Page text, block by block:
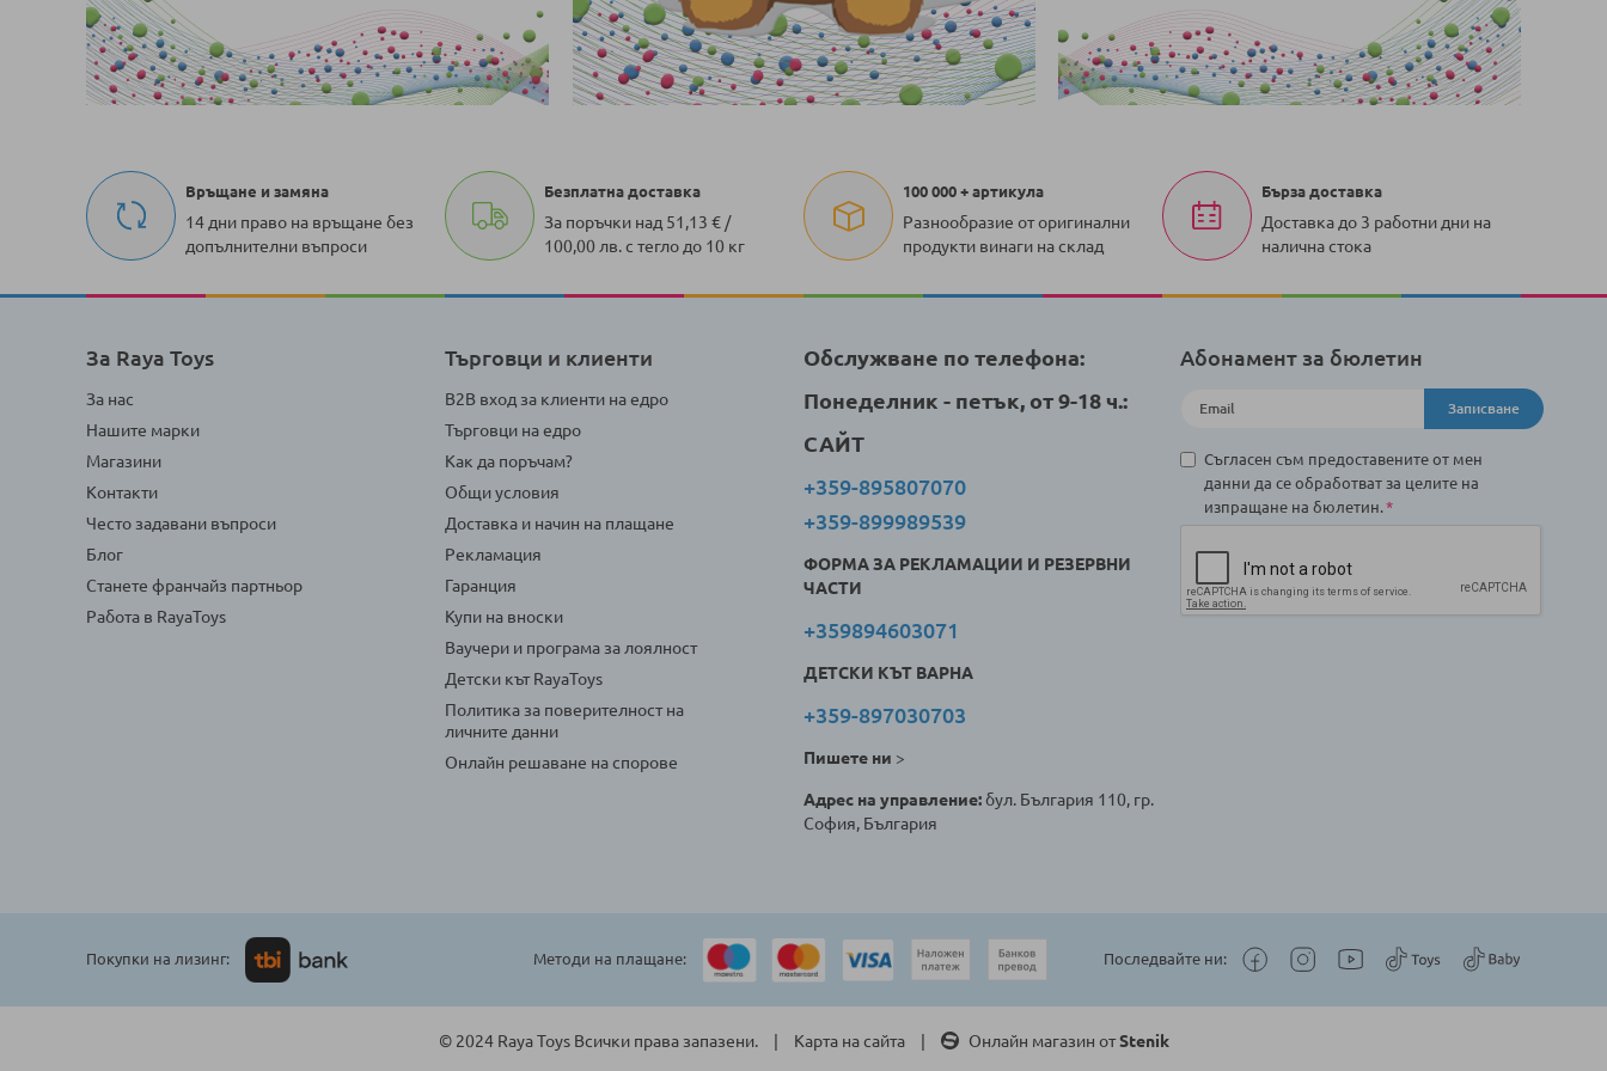
Връщане и замяна
14 дни право на връщане без
допълнителни въпроси
Безплатна доставка
За поръчки над 51,13 € /
100,00 лв. с тегло до 10 кг
100 000 + артикула
Разнообразие от оригинални
продукти винаги на склад
Бърза доставка
Доставка до 3 работни дни на
налична стока
За Raya Toys
За нас
Нашите марки
Магазини
Контакти
Често задавани въпроси
Блог
Станете франчайз партньор
Работа в RayaToys
Търговци и клиенти
B2B вход за клиенти на едро
Търговци на едро
Как да поръчам?
Общи условия
Доставка и начин на плащане
Рекламация
Гаранция
Купи на вноски
Ваучери и програма за лоялност
Детски кът RayaToys
Политика за поверителност на
личните данни
Онлайн решаване на спорове
Обслужване по телефона:
Понеделник - петък, от 9-18 ч.:
САЙТ
+359-895807070
+359-899989539
ФОРМА ЗА РЕКЛАМАЦИИ И РЕЗЕРВНИ
ЧАСТИ
+359894603071
ДЕТСКИ КЪТ ВАРНА
+359-897030703
Пишете ни >
Адрес на управление:бул. България 110, гр.
София, България
Абонамент за бюлетин
Записване
Съгласен съм предоставените от мен
данни да се обработват за целите на
изпращане на бюлетин.
Покупки на лизинг: Методи на плащане: Последвайте ни:
© 2024 Raya Toys Всички права запазени. Карта на сайта Онлайн магазин отStenik